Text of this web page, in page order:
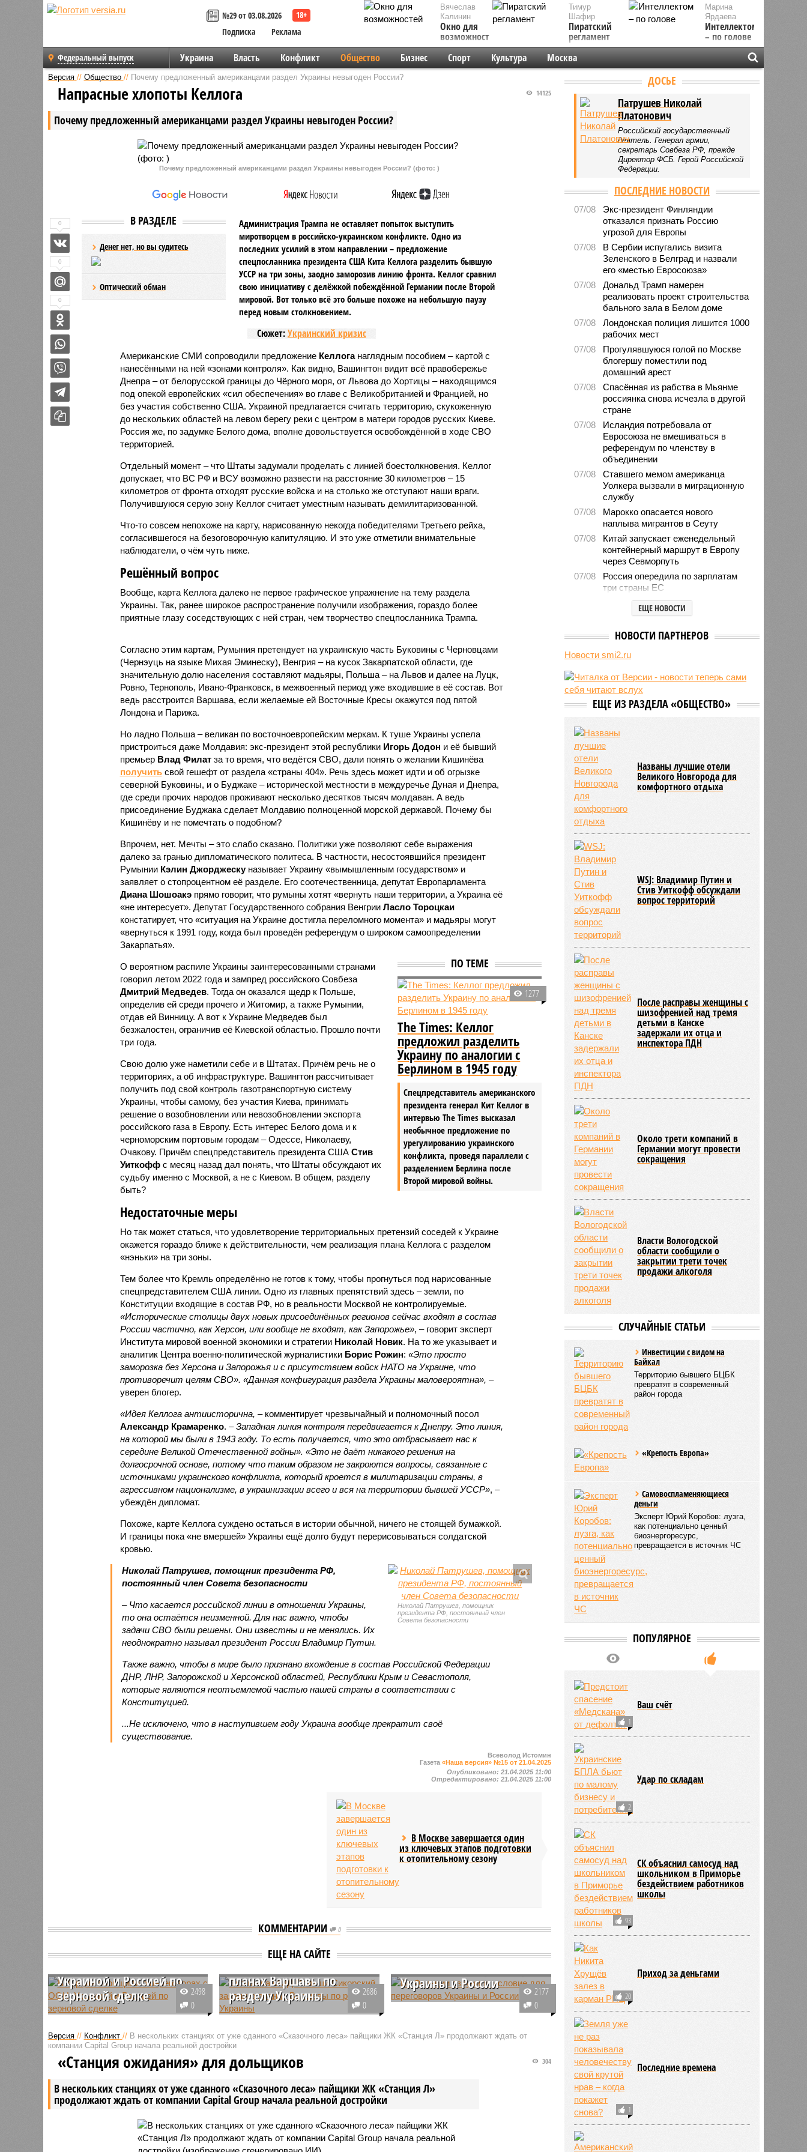
№29 от 03.08.2026
Подписка
Реклама
Вячеслав
Калинин
Окно для
возможностей
Марина
Ярдаева
Интеллектом
– по голове
Тимур
Шафир
Пиратский
регламент
Федеральный выпуск Украина Власть Конфликт Общество Бизнес Спорт Культура Москва
Версия // Общество // Почему предложенный американцами раздел Украины невыгоден России?
Почему предложенный американцами раздел Украины невыгоден России?
14125
Напрасные хлопоты Келлога
Почему предложенный американцами раздел Украины невыгоден России? (фото: )
В РАЗДЕЛЕ
Денег нет, но вы судитесь
Оптический обман
Администрация Трампа не оставляет попыток выступить
миротворцем в российско-украинском конфликте. Одно из
последних усилий в этом направлении – предложение
спецпосланника президента США Кита Келлога разделить бывшую
УССР на три зоны, заодно заморозив линию фронта. Келлог сравнил
свою инициативу с делёжкой побеждённой Германии после Второй
мировой. Вот только всё это больше похоже на небольшую паузу
перед новым столкновением.
Сюжет:Украинский кризис
Американские СМИ сопроводили предложение Келлога наглядным пособием – картой с
нанесёнными на ней «зонами контроля». Как видно, Вашингтон видит всё правобережье
Днепра – от белорусской границы до Чёрного моря, от Львова до Хортицы – находящимся
под опекой европейских «сил обеспечения» во главе с Великобританией и Францией, но
без участия собственно США. Украиной предлагается считать территорию, скукоженную
до нескольких областей на левом берегу реки с центром в матери городов русских Киеве.
Россия же, по задумке Белого дома, вполне довольствуется освобождённой в ходе СВО
территорией.
Отдельный момент – что Штаты задумали проделать с линией боестолкновения. Келлог
допускает, что ВС РФ и ВСУ возможно развести на расстояние 30 километров – 15
километров от фронта отходят русские войска и на столько же отступают наши враги.
Получившуюся серую зону Келлог считает уместным называть демилитаризованной.
Что-то совсем непохоже на карту, нарисованную некогда победителями Третьего рейха,
согласившегося на безоговорочную капитуляцию. И это уже отметили внимательные
наблюдатели, о чём чуть ниже.
Решённый вопрос
Вообще, карта Келлога далеко не первое графическое упражнение на тему раздела
Украины. Так, ранее широкое распространение получили изображения, гораздо более
приятные глазу соседствующих с ней стран, чем творчество спецпосланника Трампа.
Согласно этим картам, Румыния претендует на украинскую часть Буковины с Черновцами
(Чернэуць на языке Михая Эминеску), Венгрия – на кусок Закарпатской области, где
значительную долю населения составляют мадьяры, Польша – на Львов и далее на Луцк,
Ровно, Тернополь, Ивано-Франковск, в межвоенный период уже входившие в её состав. Вот
ведь расстроится Варшава, если желаемые ей Восточные Кресы окажутся под пятой
Лондона и Парижа.
Но ладно Польша – великан по восточноевропейским меркам. К туше Украины успела
пристроиться даже Молдавия: экс-президент этой республики Игорь Додон и её бывший
премьер Влад Филатза то время, что ведётся СВО, дали понять о желании Кишинёва
получитьсвой гешефт от раздела «страны 404». Речь здесь может идти и об огрызке
северной Буковины, и о Буджаке – исторической местности в междуречье Дуная и Днепра,
где среди прочих народов проживают несколько десятков тысяч молдаван. А ведь
присоединение Буджака сделает Молдавию полноценной морской державой. Почему бы
Кишинёву и не помечтать о подобном?
Впрочем, нет. Мечты – это слабо сказано. Политики уже позволяют себе выражения
далеко за гранью дипломатического политеса. В частности, несостоявшийся президент
Румынии Кэлин Джорджескуназывает Украину «вымышленным государством» и
заявляет о стопроцентном её разделе. Его соотечественница, депутат Европарламента
Диана Шошоакэпрямо говорит, что румыны хотят «вернуть наши территории, а Украина её
«не интересует». Депутат Государственного собрания Венгрии Ласло Тороцкаи
констатирует, что «ситуация на Украине достигла переломного момента» и мадьяры могут
«вернуться к 1991 году, когда был проведён референдум о широком самоопределении
Закарпатья».
ПО ТЕМЕ
1277
The Times: Келлог
предложил разделить
Украину по аналогии с
Берлином в 1945 году
Спецпредставитель американского
президента генерал Кит Келлог в
интервью The Times высказал
необычное предложение по
урегулированию украинского
конфликта, проведя параллели с
разделением Берлина после
Второй мировой войны.
О вероятном распиле Украины заинтересованными странами
говорил летом 2022 года и зампред российского Совбеза
Дмитрий Медведев. Тогда он оказался щедр к Польше,
определив ей среди прочего и Житомир, а также Румынии,
отдав ей Винницу. А вот к Украине Медведев был
безжалостен, ограничив её Киевской областью. Прошло почти
три года.
Свою долю уже наметили себе и в Штатах. Причём речь не о
территориях, а об инфраструктуре. Вашингтон рассчитывает
получить под свой контроль газотранспортную систему
Украины, чтобы самому, без участия Киева, принимать
решение о возобновлении или невозобновлении экспорта
российского газа в Европу. Есть интерес Белого дома и к
черноморским портовым городам – Одессе, Николаеву,
Очакову. Причём спецпредставитель президента США Стив
Уиткоффс месяц назад дал понять, что Штаты обсуждают их
судьбу именно с Москвой, а не с Киевом. В общем, разделу
быть?
Недостаточные меры
Но так может статься, что удовлетворение территориальных претензий соседей к Украине
окажется гораздо ближе к действительности, чем реализация плана Келлога с разделом
«нэньки» на три зоны.
Тем более что Кремль определённо не готов к тому, чтобы прогнуться под нарисованные
спецпредставителем США линии. Одно из главных препятствий здесь – земли, по
Конституции входящие в состав РФ, но в реальности Москвой не контролируемые.
«Исторические столицы двух новых присоединённых регионов сейчас входят в состав
России частично, как Херсон, или вообще не входят, как Запорожье», – говорит эксперт
Института мировой военной экономики и стратегии Николай Новик. На то же указывает и
аналитик Центра военно-политической журналистики Борис Рожин: «Это просто
заморозка без Херсона и Запорожья и с присутствием войск НАТО на Украине, что
противоречит целям СВО». «Данная конфигурация раздела Украины маловероятна», –
уверен блогер.
«Идея Келлога антиисторична, – комментирует чрезвычайный и полномочный посол
Александр Крамаренко. –Западная линия контроля передвигается к Днепру. Это линия,
на которой мы были в 1943 году. То есть получается, что это отбрасывает нас к
середине Великой Отечественной войны». «Это не даёт никакого решения на
долгосрочной основе, потому что таким образом не закроются вопросы, связанные с
источниками украинского конфликта, который кроется в милитаризации страны, в
агрессивном национализме, в украинизации всего и вся на территории бывшей УССР», –
убеждён дипломат.
Похоже, карте Келлога суждено остаться в истории обычной, ничего не стоящей бумажкой.
И границы пока «не вмершей» Украины ещё долго будут перерисовываться солдатской
кровью.
Николай Патрушев, помощник
президента РФ, постоянный член
Совета безопасности
Николай Патрушев, помощник президента РФ,
постоянный член Совета безопасности
– Что касается российской линии в отношении Украины,
то она остаётся неизменной. Для нас важно, чтобы
задачи СВО были решены. Они известны и не менялись. Их
неоднократно называл президент России Владимир Путин.
Также важно, чтобы в мире было признано вхождение в состав Российской Федерации
ДНР, ЛНР, Запорожской и Херсонской областей, Республики Крым и Севастополя,
которые являются неотъемлемой частью нашей страны в соответствии с
Конституцией.
...Не исключено, что в наступившем году Украина вообще прекратит своё
существование.
0
0
0
Всеволод Истомин
Газета«Наша версия» №15 от 21.04.2025
Опубликовано:21.04.2025 11:00
Отредактировано:21.04.2025 11:00
В Москве завершается один
из ключевых этапов подготовки
к отопительному сезону
КОММЕНТАРИИ 0
ЕЩЕ НА САЙТЕ
В Турции сообщили о
Украиной и Россией по
зерновой сделке
Министр обороны Турции Хулуси
переговоры с представителями
ООН, Украины и России по
поводу продления зерновой
истекает 18 марта.
2498
0
Экс-глава МИД Польши
Сикорский заявил о
планах Варшавы по
разделу Украины
Экс-министр иностранных дел
заявил, что правящая партия
раздела Украины в первые дни
2686
0
Во Франции озвучили
Украины и России
Французский полковник в
отставке Жак Огар заявил, что
случае победы на выборах в
2177
0
Версия // Конфликт // В нескольких станциях от уже сданного «Сказочного леса» пайщики ЖК «Станция Л» продолжают ждать от
компании Capital Group начала реальной достройки
В нескольких станциях от уже сданного «Сказочного леса» пайщики ЖК «Станция Л»
продолжают ждать от компании Capital Group начала реальной достройки
304
«Станция ожидания» для дольщиков
ДОСЬЕ
Патрушев Николай
Платонович
Российский государственный
деятель. Генерал армии,
секретарь Совбеза РФ, прежде
Директор ФСБ. Герой Российской
Федерации.
ПОСЛЕДНИЕ НОВОСТИ
07/08
Экс-президент Финляндии
отказался признать Россию
угрозой для Европы
07/08
В Сербии испугались визита
Зеленского в Белград и назвали
его «местью Евросоюза»
07/08
Дональд Трамп намерен
реализовать проект строительства
бального зала в Белом доме
07/08
Лондонская полиция лишится 1000
рабочих мест
07/08
Прогулявшуюся голой по Москве
блогершу поместили под
домашний арест
07/08
Спасённая из рабства в Мьянме
россиянка снова исчезла в другой
стране
07/08
Исландия потребовала от
Евросоюза не вмешиваться в
референдум по членству в
объединении
07/08
Ставшего мемом американца
Уолкера вызвали в миграционную
службу
07/08
Марокко опасается нового
наплыва мигрантов в Сеуту
07/08
Китай запускает еженедельный
контейнерный маршрут в Европу
через Севморпуть
07/08
Россия опередила по зарплатам
три страны ЕС
Александр Лукашенко призвал
белорусов скупать пустующие
07/08
Девушка объяснила убийство
трёхмесячного сына
увеличение пенсий детям,
потерявшим родителей
07/08
Финляндия захотела использовать
ЕЩЕ НОВОСТИ
НОВОСТИ ПАРТНЕРОВ
Новости smi2.ru
ЕЩЕ ИЗ РАЗДЕЛА «ОБЩЕСТВО»
Названы лучшие отели
Великого Новгорода для
комфортного отдыха
WSJ: Владимир Путин и
Стив Уиткофф обсуждали
вопрос территорий
После расправы женщины с
шизофренией над тремя
детьми в Канске
задержали их отца и
инспектора ПДН
Около трети компаний в
Германии могут провести
сокращения
Власти Вологодской
области сообщили о
закрытии трети точек
продажи алкоголя
СЛУЧАЙНЫЕ СТАТЬИ
Инвестиции с видом на
Байкал
Территорию бывшего БЦБК
превратят в современный
район города
«Крепость Европа»
Самовоспламеняющиеся
деньги
Эксперт Юрий Коробов: лузга,
как потенциально ценный
биоэнергоресурс,
превращается в источник ЧС
ПОПУЛЯРНОЕ
1
Ваш счёт
2
Удар по складам
93
СК объяснил самосуд над
школьником в Приморье
бездействием работников
школы
20
Приход за деньгами
1
Последние времена